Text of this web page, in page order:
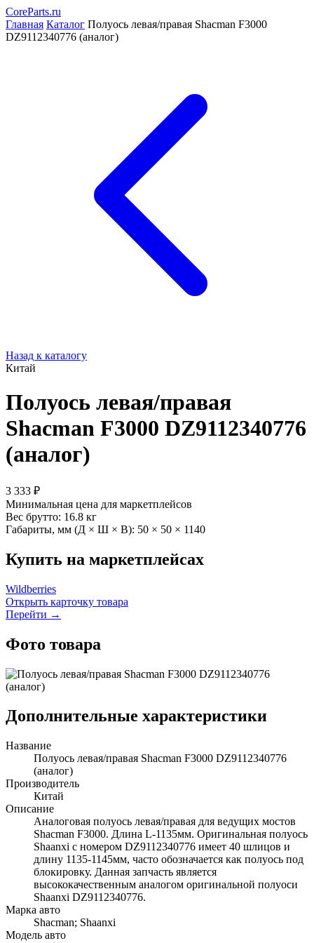
CoreParts.ru
Главная Каталог Полуось левая/правая Shacman F3000
DZ9112340776 (аналог)
Назад к каталогу
Китай
Полуось левая/правая
Shacman F3000 DZ9112340776
(аналог)
3 333 ₽
Минимальная цена для маркетплейсов
Вес брутто: 16.8 кг
Габариты, мм (Д × Ш × В): 50 × 50 × 1140
Купить на маркетплейсах
Wildberries
Открыть карточку товара
Перейти →
Фото товара
Дополнительные характеристики
Название
Полуось левая/правая Shacman F3000 DZ9112340776
(аналог)
Производитель
Китай
Описание
Аналоговая полуось левая/правая для ведущих мостов
Shacman F3000. Длина L-1135мм. Оригинальная полуось
Shaanxi с номером DZ9112340776 имеет 40 шлицов и
длину 1135-1145мм, часто обозначается как полуось под
блокировку. Данная запчасть является
высококачественным аналогом оригинальной полуоси
Shaanxi DZ9112340776.
Марка авто
Shacman; Shaanxi
Модель авто